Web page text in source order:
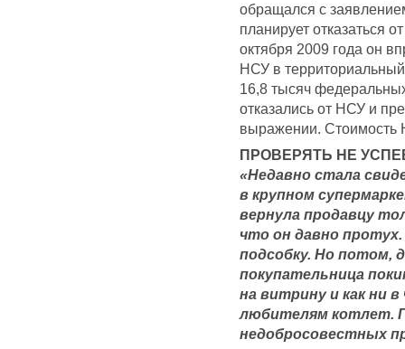
обращался с
планирует отказаться
октября 2009 года он
НСУ в
16,8 тысяч
отказались от НСУ и
выражении. Стоимость
ПРОВЕРЯТЬ НЕ
«Недавно стала
в крупном
вернула продавцу
что он давно
подсобку. Но потом,
покупательница
на витрину и как ни
любителям котлет.
недобросовестных